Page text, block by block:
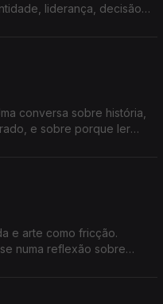
liderança, decisão
conversa sobre história,
e sobre porque ler
e arte como fricção.
numa reflexão sobre